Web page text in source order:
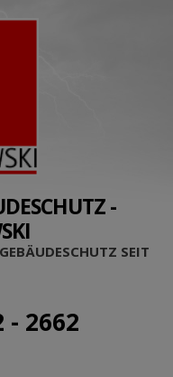
-
SEIT
- 2662